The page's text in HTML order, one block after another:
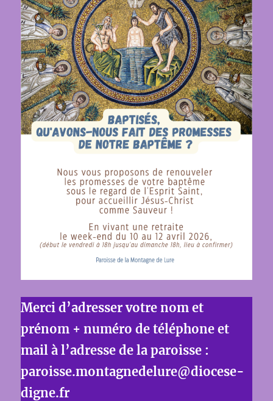
Merci d’adresser votre nom et
prénom + numéro de téléphone et
mail à l’adresse de la paroisse :
paroisse.montagnedelure@diocese-
digne.fr